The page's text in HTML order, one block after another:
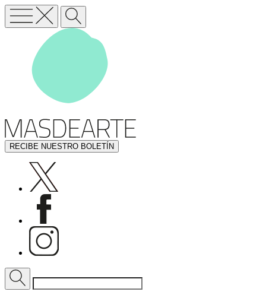
RECIBE NUESTRO BOLETÍN